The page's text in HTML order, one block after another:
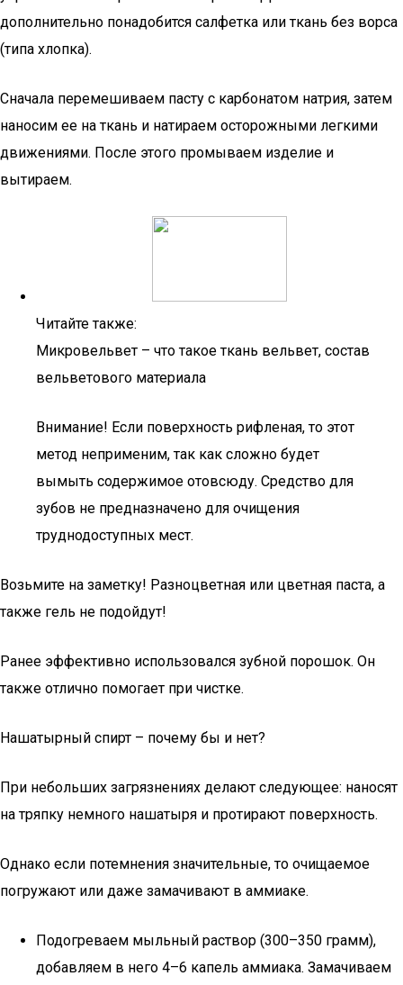
дополнительно понадобится салфетка или ткань без ворса
(типа хлопка).
Сначала перемешиваем пасту с карбонатом натрия, затем
наносим ее на ткань и натираем осторожными легкими
движениями. После этого промываем изделие и
вытираем.
Читайте также:
Микровельвет – что такое ткань вельвет, состав
вельветового материала
Внимание! Если поверхность рифленая, то этот
метод неприменим, так как сложно будет
вымыть содержимое отовсюду. Средство для
зубов не предназначено для очищения
труднодоступных мест.
Возьмите на заметку! Разноцветная или цветная паста, а
также гель не подойдут!
Ранее эффективно использовался зубной порошок. Он
также отлично помогает при чистке.
Нашатырный спирт – почему бы и нет?
При небольших загрязнениях делают следующее: наносят
на тряпку немного нашатыря и протирают поверхность.
Однако если потемнения значительные, то очищаемое
погружают или даже замачивают в аммиаке.
Подогреваем мыльный раствор (300–350 грамм),
добавляем в него 4–6 капель аммиака. Замачиваем